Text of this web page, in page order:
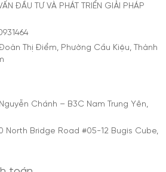
ĐẦU TƯ VÀ PHÁT TRIỂN GIẢI PHÁP
Thị Điểm, Phường Cầu Kiệu, Thành
Chánh – B3C Nam Trung Yên,
North Bridge Road #05-12 Bugis Cube,